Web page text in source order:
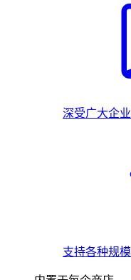
深受广大企
支持各种规